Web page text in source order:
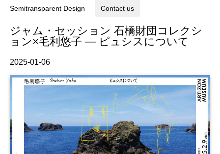
Semitransparent Design Contact us
ジャム・セッション 石橋財団コレクシ
ョン×毛利悠子 — ピュシスについて
2025-01-06